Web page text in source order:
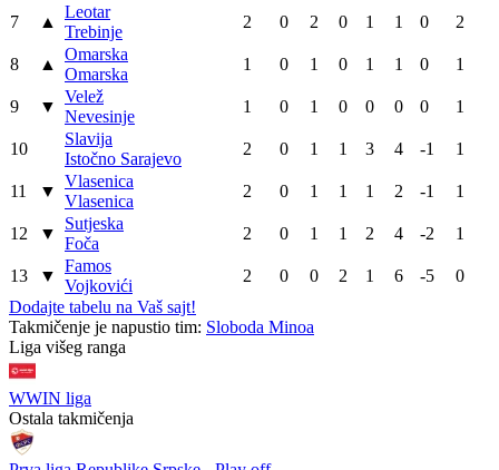
7 ▲
Leotar
Trebinje
2 0 2 0 1 1 0 2
8 ▲
Omarska
Omarska
1 0 1 0 1 1 0 1
9 ▼
Velež
Nevesinje
1 0 1 0 0 0 0 1
10
Slavija
Istočno Sarajevo
2 0 1 1 3 4 -1 1
11 ▼
Vlasenica
Vlasenica
2 0 1 1 1 2 -1 1
12 ▼
Sutjeska
Foča
2 0 1 1 2 4 -2 1
13 ▼
Famos
Vojkovići
2 0 0 2 1 6 -5
0
Dodajte tabelu na Vaš sajt!
Takmičenje je napustio tim: Sloboda Minoa
WEB PREPORUKE
Željezničar i BSK Banja Luka
od 20.00 časova otvaraju
šampionat
na ostavku